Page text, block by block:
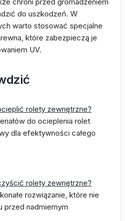
do uszkodzeń. W
warto stosować specjalne
które zabezpieczą je
UV.
rolety zewnętrzne?
do ocieplenia rolet
dla efektywności całego
rolety zewnętrzne?
rozwiązanie, które nie
przed nadmiernym